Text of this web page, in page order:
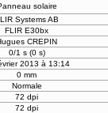
solaire
Systems AB
FLIR E30bx
CREPIN
0/1 s (0 s)
2013 à 13:14
0 mm
Normale
72 dpi
72 dpi